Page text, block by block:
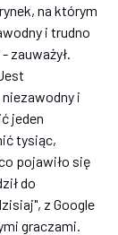
na którym
i trudno
zauważył.
i
jeden
tysiąc,
pojawiło się
do
z Google
graczami.